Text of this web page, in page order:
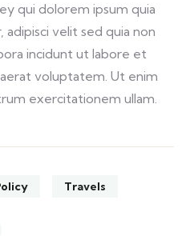
qui dolorem ipsum quia
velit sed quia non
incidunt ut labore et
voluptatem. Ut enim
exercitationem ullam.
Travels